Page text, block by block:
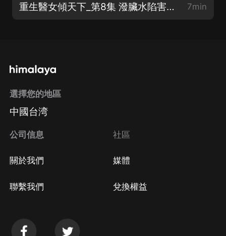
重生醫女傾天下_第8集 潑臟水陷害_感謝訂閱+點讚+關注 7min
選擇您的地區
中國台湾
公司信息
關於我們
聯繫我們
社區
媒體
兌換權益